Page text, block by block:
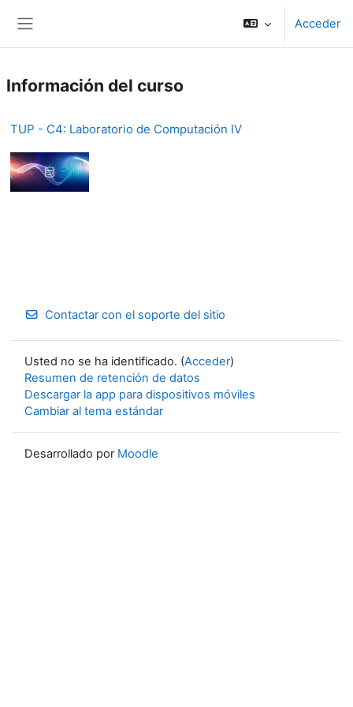
Acceder
Información del curso
TUP - C4: Laboratorio de Computación IV
Contactar con el soporte del sitio
Usted no se ha identificado. (Acceder)
Resumen de retención de datos
Descargar la app para dispositivos móviles
Cambiar al tema estándar
Desarrollado por Moodle